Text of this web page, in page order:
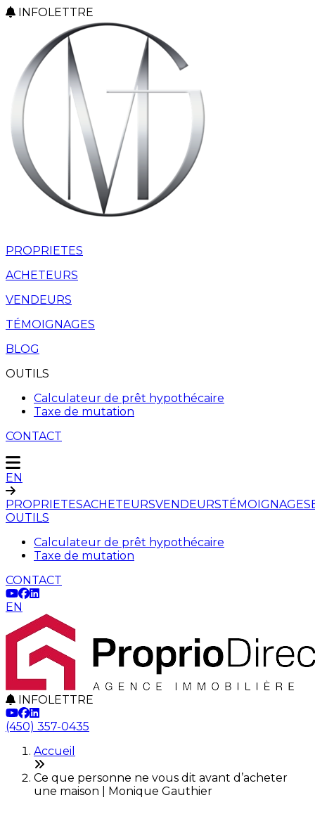
INFOLETTRE
PROPRIETES
ACHETEURS
VENDEURS
TÉMOIGNAGES
BLOG
OUTILS
Calculateur de prêt hypothécaire
Taxe de mutation
CONTACT
EN
PROPRIETESACHETEURSVENDEURSTÉMOIGNAGES
OUTILS
Calculateur de prêt hypothécaire
Taxe de mutation
CONTACT
EN
INFOLETTRE
(450) 357-0435
Accueil
Ce que personne ne vous dit avant d’acheter
une maison | Monique Gauthier